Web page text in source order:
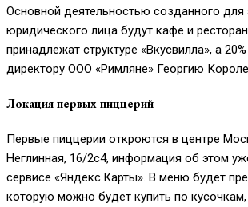
Основной деятельностью созданного для
юридического лица будут кафе и
принадлежат структуре «Вкусвилла», а
директору ООО «Римляне» Георгию
Локация первых пиццерий
Первые пиццерии откроются в центре
Неглинная, 16/2с4, информация об этом
сервисе «Яндекс.Карты». В меню будет
которую можно будет купить по